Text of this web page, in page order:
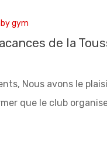
gym
de la
Nous avons le
que le club